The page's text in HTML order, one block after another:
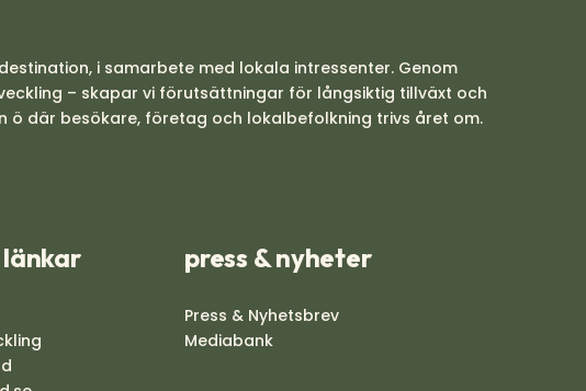
i samarbete med lokala intressenter. Genom
– skapar vi förutsättningar för långsiktig tillväxt och
ö där besökare, företag och lokalbefolkning trivs året om.
press & nyheter
Press & Nyhetsbrev
Mediabank